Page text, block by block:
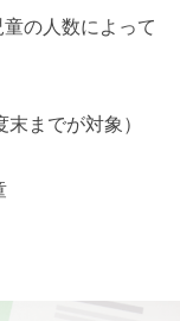
の人数によって
までが対象）